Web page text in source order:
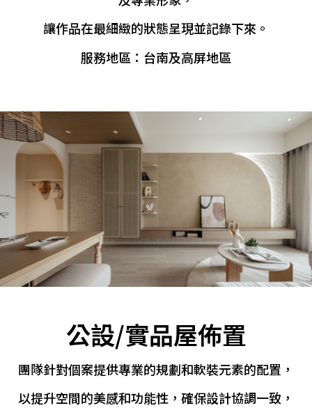
讓作品在最細緻的狀態呈現並記錄下來。
服務地區：台南及高屏地區
公設/實品屋佈置
團隊針對個案提供專業的規劃和軟裝元素的配置，
以提升空間的美感和功能性，確保設計協調一致，